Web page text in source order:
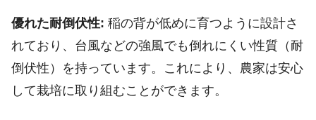
優れた耐倒伏性: 稲の背が低めに育つように設計さ
れており、台風などの強風でも倒れにくい性質（耐
倒伏性）を持っています。これにより、農家は安心
して栽培に取り組むことができます。